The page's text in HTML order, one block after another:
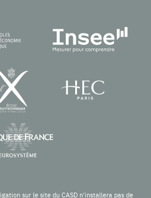
sur le site du CASD n'installera pas de